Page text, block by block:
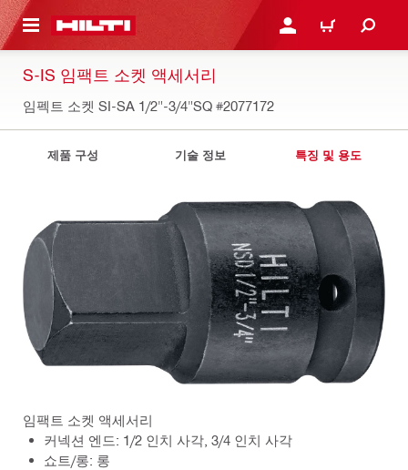
으로 건너뛰기 로그인 또는 회원가입
장바구니
S-IS 임팩트 소켓 액세서리
임펙트 소켓 SI-SA 1/2"-3/4"SQ #2077172
제품 구성 기술 정보 특징 및 용도
임팩트 소켓 액세서리
커넥션 엔드: 1/2 인치 사각, 3/4 인치 사각
쇼트/롱: 롱